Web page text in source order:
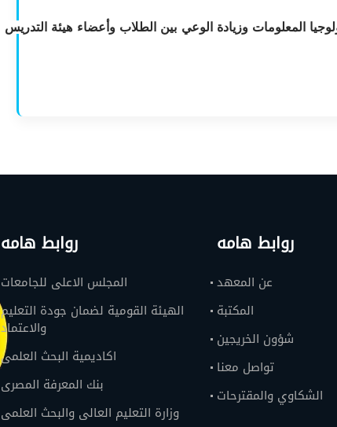
المعلومات وزيادة الوعي بين الطلاب وأعضاء هيئة التدريس
روابط هامه
المجلس الاعلى للجامعات
الهيئة القومية لضمان جودة التعليم
والاعتماد
اكاديمية البحث العلمى
بنك المعرفة المصرى
وزارة التعليم العالى والبحث العلمى
روابط هامه
عن المعهد
المكتبة
شؤون الخريجين
تواصل معنا
الشكاوي والمقترحات